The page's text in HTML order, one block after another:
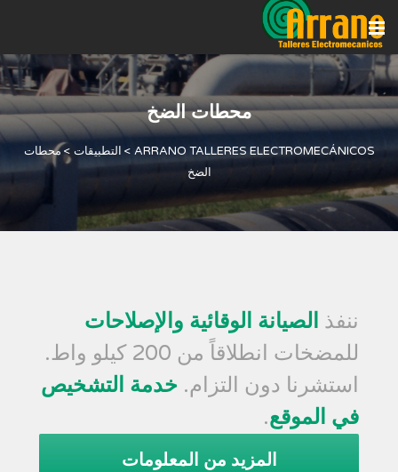
محطات الضخ
ARRANO TALLERES ELECTROMECÁNICOS
> التطبيقات >محطات
الضخ
ننفذ الصيانة الوقائية والإصلاحات
للمضخات انطلاقاً من 200 كيلو واط.
استشرنا دون التزام. خدمة التشخيص
في الموقع.
المزيد من المعلومات